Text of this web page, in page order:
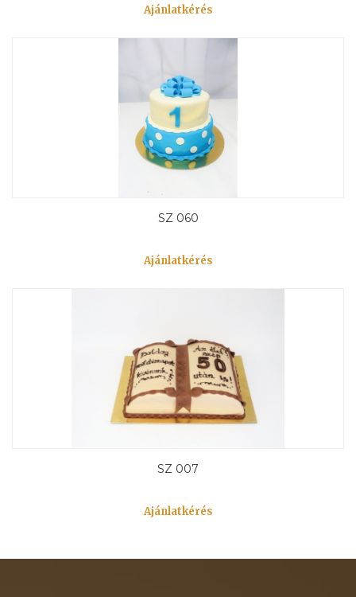
Ajánlatkérés
SZ 060
Ajánlatkérés
SZ 007
Ajánlatkérés